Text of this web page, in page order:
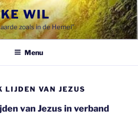
WIL
zoals in de Hemel"
Menu
LIJDEN VAN JEZUS
van Jezusin verband